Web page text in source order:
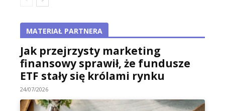
MATERIAŁ PARTNERA
Jak przejrzysty marketing
finansowy sprawił, że fundusze
ETF stały się królami rynku
24/07/2026